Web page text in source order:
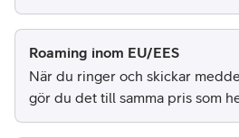
Roaming inom EU/EES
När du ringer och skickar
gör du det till samma pris som